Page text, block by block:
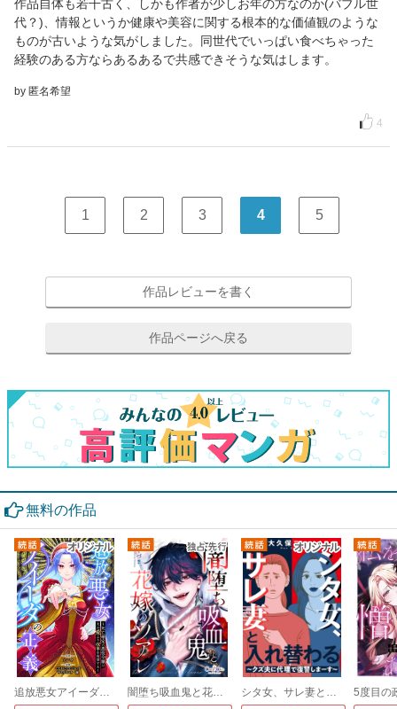
作品自体も若干古く、しかも作者が少しお年の方なのか(バブル世
代？)、情報というか健康や美容に関する根本的な価値観のような
ものが古いような気がしました。同世代でいっぱい食べちゃった
経験のある方ならあるあるで共感できそうな気はします。
by 匿名希望
4
1 2 3 4 5
作品レビューを書く
作品ページへ戻る
無料の作品
追放悪女アイーダの正義～死亡確定の悪役令嬢は夫の愛より改革を所望する～ 闇堕ち吸血鬼と花嫁のソアレ シタ女、サレ妻と入れ替わる～クズ夫に代理で復讐しまーす～